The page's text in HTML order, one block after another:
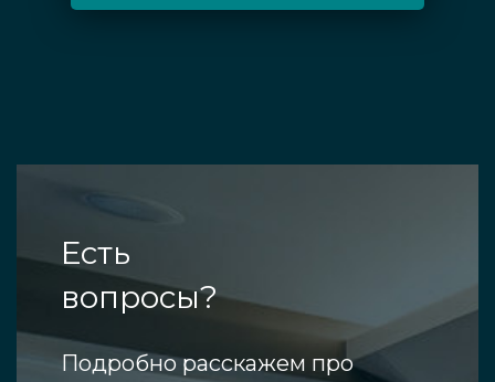
Есть
вопросы?
Подробно расскажем про